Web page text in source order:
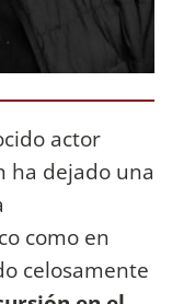
actor
ha dejado una
como en
celosamente